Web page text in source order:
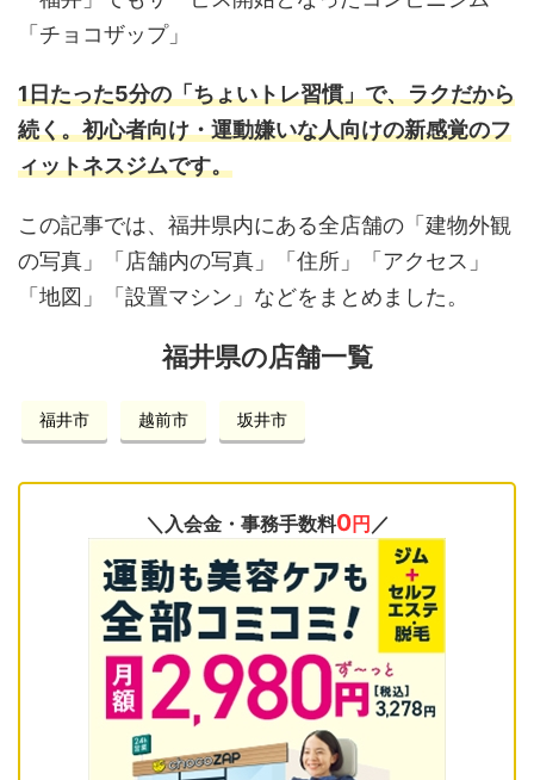
「チョコザップ」
1日たった5分の「ちょいトレ習慣」で、ラクだから
続く。初心者向け・運動嫌いな人向けの新感覚のフ
ィットネスジムです。
この記事では、福井県内にある全店舗の「建物外観
の写真」「店舗内の写真」「住所」「アクセス」
「地図」「設置マシン」などをまとめました。
福井県の店舗一覧
福井市 越前市 坂井市
＼入会金・事務手数料0円 ／